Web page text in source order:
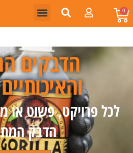
0
הדבקים
לכל פרויקט, פשוט או
הדבק